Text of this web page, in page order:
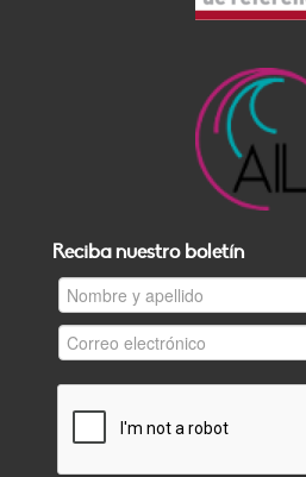
Reciba nuestro boletín